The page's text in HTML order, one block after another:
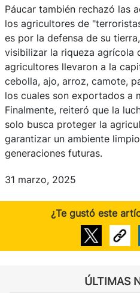
Páucar también rechazó las
los agricultores de
es por la defensa de su
visibilizar la riqueza agrícola
agricultores llevaron a la
cebolla, ajo, arroz, camote,
los cuales son exportados a
Finalmente, reiteró que la
solo busca proteger la
garantizar un ambiente
generaciones futuras.
31 marzo, 2025
¿Te gustó este
ÚLTIMAS